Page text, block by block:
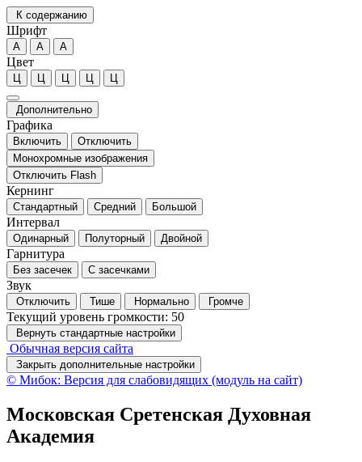
К содержанию
Шрифт
А А А
Цвет
Ц Ц Ц Ц Ц
Дополнительно
Графика
Включить
Отключить
Монохромные изображения
Отключить Flash
Кернинг
Стандартный Средний Большой
Интервал
Одинарный Полуторный Двойной
Гарнитура
Без засечек С засечками
Звук
Отключить Тише Нормально Громче
Текущий уровень громкости: 50
Вернуть стандартные настройки
Обычная версия сайта
Закрыть дополнительные настройки
© Мибок: Версия для слабовидящих (модуль на сайт)
Московская Сретенская Духовная
Академия